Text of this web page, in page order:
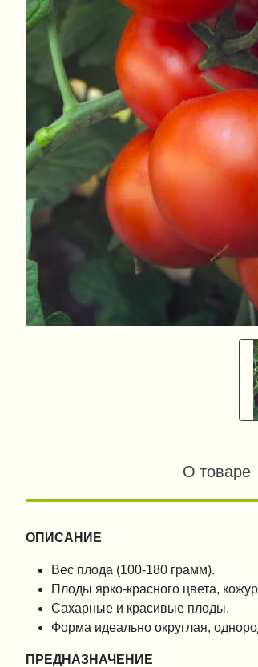
О товаре
ОПИСАНИЕ
Вес плода (100-180 грамм).
Плоды ярко-красного цвета,
Сахарные и красивые плоды.
Форма идеально округлая,
ПРЕДНАЗНАЧЕНИЕ